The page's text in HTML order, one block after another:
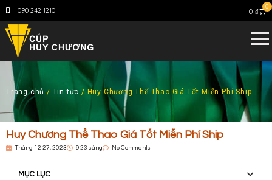
090 242 1210 0 ₫
0
Trang chủ / Tin tức / Huy Chương Thể Thao Giá Tốt Miễn Phí Ship
Huy Chương Thể Thao Giá Tốt Miễn Phí Ship
Tháng 12 27, 2023 9:23 sáng No Comments
MỤC LỤC